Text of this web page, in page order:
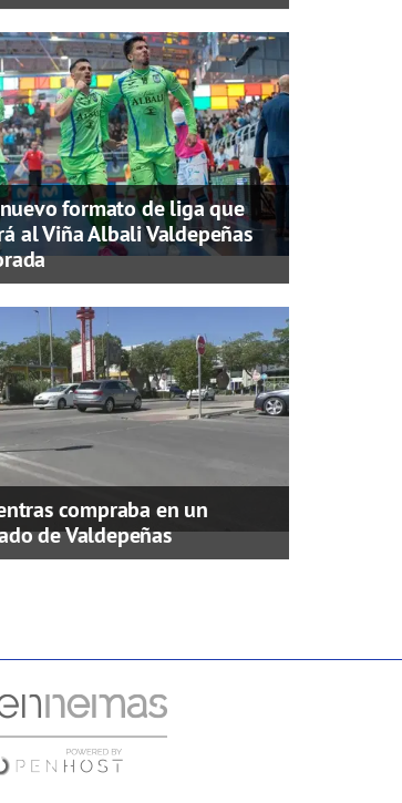
formato de liga que
al Viña Albali Valdepeñas
compraba en un
de Valdepeñas